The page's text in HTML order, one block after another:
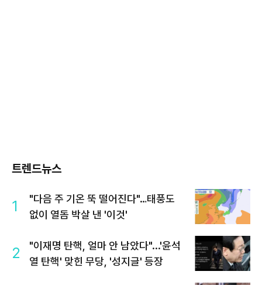
트렌드뉴스
1
"다음 주 기온 뚝 떨어진다"…태풍도
없이 열돔 박살 낸 '이것'
2
"이재명 탄핵, 얼마 안 남았다"...'윤석
열 탄핵' 맞힌 무당, '성지글' 등장